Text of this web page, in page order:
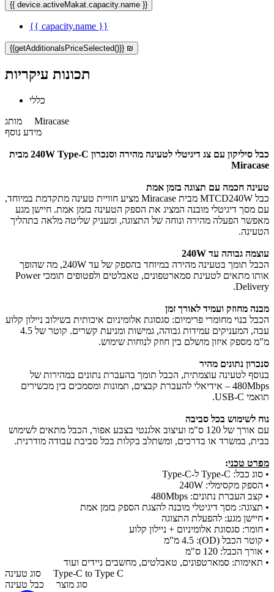
{{ device.activeMakat.capacity.name }}
{{ capacity.name }}
{{getAdditionalsPriceSelected()}} ₪
תכונות עיקריות
כללי
מותג Miracase
מידע נוסף
כבל סיליקון עם צג דיגיטלי לטעינה מהירה וסנכרון 240W Type-C מבית
Miracase
טעינה חכמה עם תצוגה בזמן אמת
כבל MTCD240W מבית Miracase מציע חוויית טעינה מתקדמת במיוחד,
עם מסך דיגיטלי מובנה המציג את הספק הטעינה בזמן אמת. חיישן מגע
מאפשר הפעלה מהירה ונוחה של התצוגה, ומעניק שליטה מלאה בתהליך
הטעינה.
עוצמה גבוהה עד 240W
הכבל תומך בטעינה מהירה במיוחד בהספק של עד ‎240W‎, מה שהופך
אותו מתאים לטעינת סמארטפונים, טאבלטים ולפטופים תומכי Power
Delivery.
מבנה מחוזק ועמיד לאורך זמן
הכבל בנוי מחומרי פרימיום: סגסוגת אלומיניום איכותית בשילוב ניילון קלוע
עבה, המעניקים עמידות גבוהה, גמישות ומניעת קשרים. קוטר של 4.5
מ"מ מספק איזון מושלם בין חוזק לנוחות שימוש.
סנכרון נתונים מהיר
בנוסף לטעינה עוצמתית, הכבל תומך בהעברת נתונים במהירות של
‎480Mbps‎ – אידיאלי להעברת קבצים, תמונות ומסמכים בין מכשירים
תואמי USB‑C.
נוח לשימוש בכל סביבה
עם אורך של 120 ס"מ ועיצוב אלגנטי בצבע אפור, הכבל מתאים לשימוש
בבית, במשרד או בדרכים, ומשתלב בקלות בכל סביבת עבודה מודרנית.
מפרט טכני:
• סוג כבל: Type‑C ל‑Type‑C
• הספק מקסימלי: ‎240W
• קצב העברת נתונים: ‎480Mbps
• תצוגה: מסך דיגיטלי מובנה להצגת הספק בזמן אמת
• חיישן מגע: להפעלת התצוגה
• חומר: סגסוגת אלומיניום + ניילון קלוע
• קוטר הכבל (OD): ‎4.5 מ"מ
• אורך הכבל: ‎120 ס"מ
• תאימות: סמארטפונים, טאבלטים, מחשבים ניידים ועוד
סוג טעינה Type-C to Type C
סוג מוצר כבל טעינה